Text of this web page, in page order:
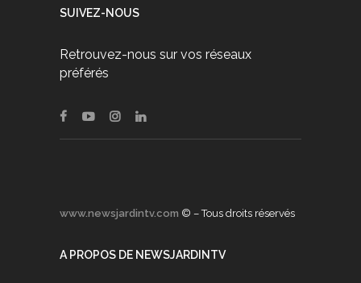
SUIVEZ-NOUS
Retrouvez-nous sur vos réseaux
préférés
www.newsjardintv.com © – Tous droits réservés
A PROPOS DE NEWSJARDINTV